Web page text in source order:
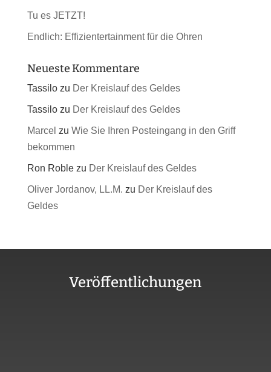
Tu es JETZT!
Endlich: Effizientertainment für die Ohren
Neueste Kommentare
Tassilozu Der Kreislauf des Geldes
Tassilozu Der Kreislauf des Geldes
Marcel zu Wie Sie Ihren Posteingang in den Griff
bekommen
Ron Roblezu Der Kreislauf des Geldes
Oliver Jordanov, LL.M. zu Der Kreislauf des
Geldes
Veröffentlichungen